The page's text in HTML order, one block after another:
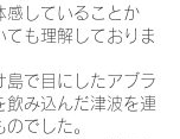
感していることか
ても理解しておりま
島で目にしたアブラ
飲み込んだ津波を連
でした。